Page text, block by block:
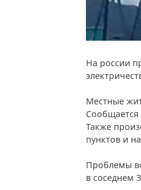
На россии
Местные
Сообщается
Также
пунктов и
Проблемы
в соседнем